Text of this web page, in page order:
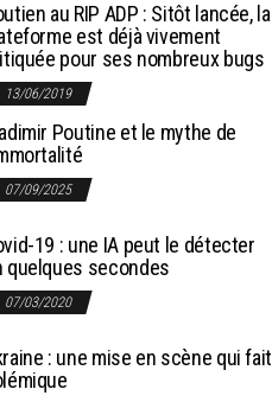
au RIP ADP : Sitôt lancée, la
est déjà vivement
pour ses nombreux bugs
13/06/2019
Poutine et le mythe de
07/09/2025
19 : une IA peut le détecter
quelques secondes
07/03/2020
: une mise en scène qui fait